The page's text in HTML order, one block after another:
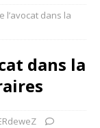
l’avocat dans la
dans la